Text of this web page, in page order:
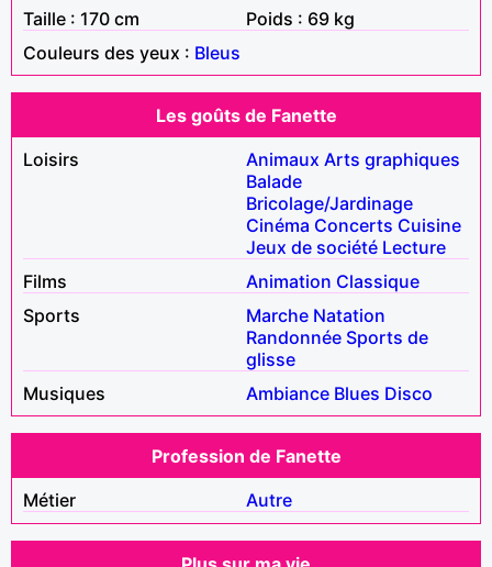
Taille : 170 cm
Poids : 69 kg
Couleurs des yeux : Bleus
Les goûts de Fanette
Loisirs
Animaux Arts graphiques
Balade
Bricolage/Jardinage
Cinéma Concerts Cuisine
Jeux de société Lecture
Films
Animation Classique
Sports
Marche Natation
Randonnée Sports de
glisse
Musiques
Ambiance Blues Disco
Profession de Fanette
Métier
Autre